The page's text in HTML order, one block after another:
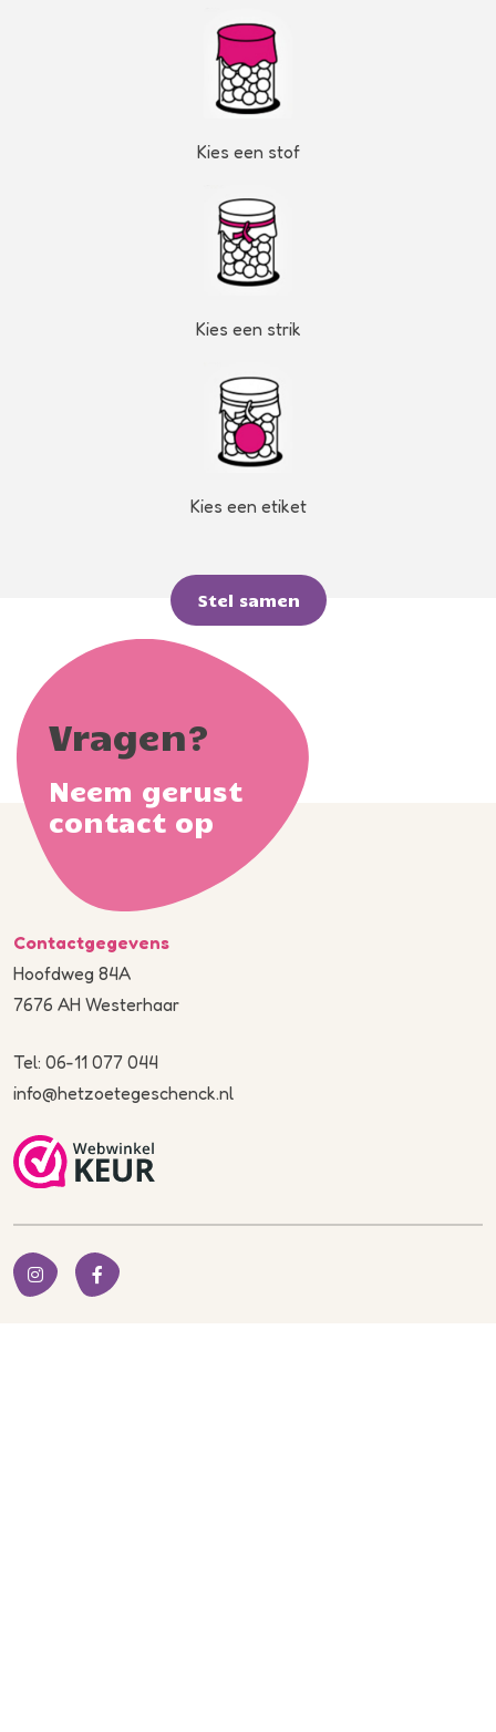
Kies een stof
Kies een strik
Kies een etiket
Stel samen
Vragen?
Neem gerust
contact op
Contactgegevens
Hoofdweg 84A
7676 AH Westerhaar
Tel: 06-11 077 044
info@hetzoetegeschenck.nl